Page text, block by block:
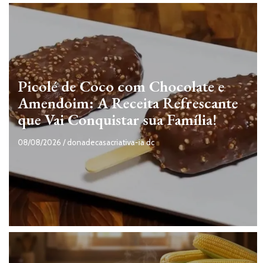
Picolé de Coco com Chocolate e
Amendoim: A Receita Refrescante
que Vai Conquistar sua Família!
08/08/2026 /donadecasacriativa-ia dc